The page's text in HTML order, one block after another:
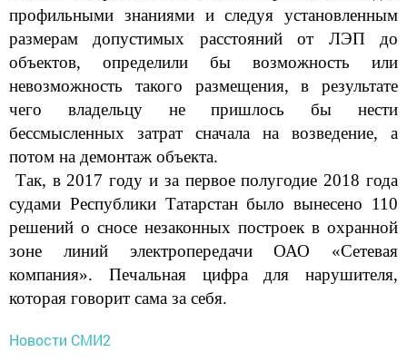
профильными знаниями и следуя установленным
размерам допустимых расстояний от ЛЭП до
объектов, определили бы возможность или
невозможность такого размещения, в результате
чего владельцу не пришлось бы нести
бессмысленных затрат сначала на возведение, а
потом на демонтаж объекта.
Так, в 2017 году и за первое полугодие 2018 года
судами Республики Татарстан было вынесено 110
решений о сносе незаконных построек в охранной
зоне линий электропередачи ОАО «Сетевая
компания». Печальная цифра для нарушителя,
которая говорит сама за себя.
Новости СМИ2